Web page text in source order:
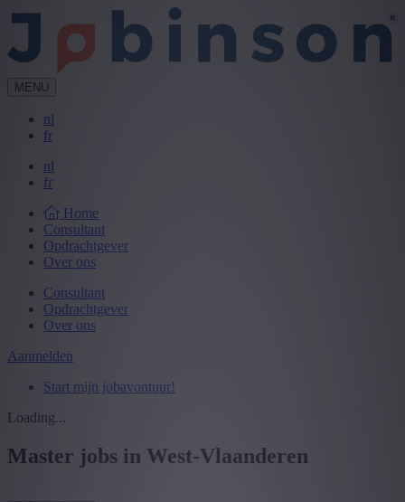
MENU
nl
fr
nl
fr
Home
Consultant
Opdrachtgever
Over ons
Consultant
Opdrachtgever
Over ons
Aanmelden
Start mijn jobavontuur!
Loading...
Master jobs in West-Vlaanderen